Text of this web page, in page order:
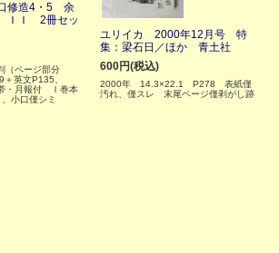
修造4・5 余
ＩＩ 2冊セッ
ページ部分
英文P135、
・月報付 Ｉ巻本
小口僅シミ
ユリイカ 2000年12月号 特
集：梁石日／ほか 青土社
600円(税込)
2000年 14.3×22.1 P278 表紙僅
汚れ、僅スレ 末尾ページ僅剥がし跡